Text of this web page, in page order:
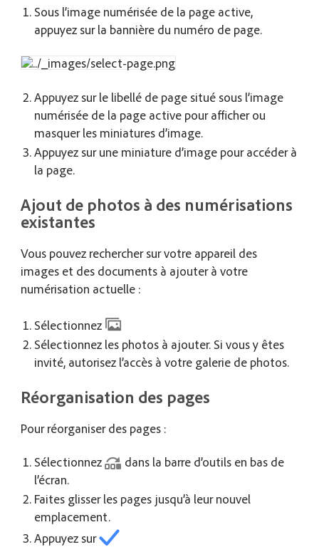
Sous l’image numérisée de la page active,
appuyez sur la bannière du numéro de page.
Appuyez sur le libellé de page situé sous l’image
numérisée de la page active pour afficher ou
masquer les miniatures d’image.
Appuyez sur une miniature d’image pour accéder à
la page.
Ajout de photos à des numérisations
existantes
Vous pouvez rechercher sur votre appareil des
images et des documents à ajouter à votre
numérisation actuelle :
Sélectionnez
Sélectionnez les photos à ajouter. Si vous y êtes
invité, autorisez l’accès à votre galerie de photos.
Réorganisation des pages
Pour réorganiser des pages :
Sélectionnez
dans la barre d’outils en bas de
l’écran.
Faites glisser les pages jusqu’à leur nouvel
emplacement.
Appuyez sur